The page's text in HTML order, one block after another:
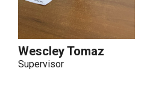
Wescley Tomaz
Supervisor